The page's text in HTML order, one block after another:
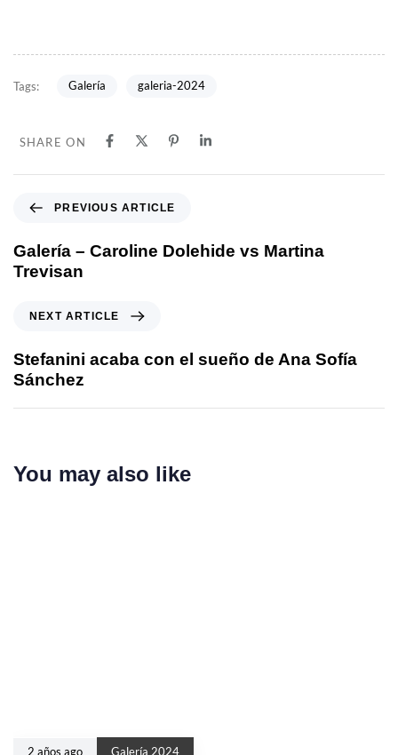
Tags: Galería galeria-2024
SHARE ON
PREVIOUS ARTICLE
Galería – Caroline Dolehide vs Martina
Trevisan
NEXT ARTICLE
Stefanini acaba con el sueño de Ana Sofía
Sánchez
You may also like
2 años ago Galería 2024